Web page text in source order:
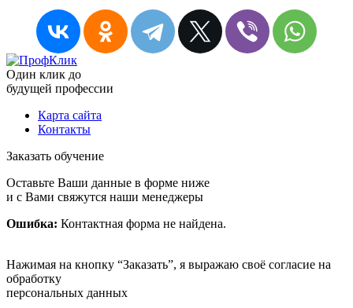
Один клик до
будущей профессии
Карта сайта
Контакты
Заказать обучение
Оставьте Ваши данные в форме ниже
и с Вами свяжутся наши менеджеры
Ошибка: Контактная форма не найдена.
Нажимая на кнопку “Заказать”, я выражаю своё согласие на
обработку
персональных данных